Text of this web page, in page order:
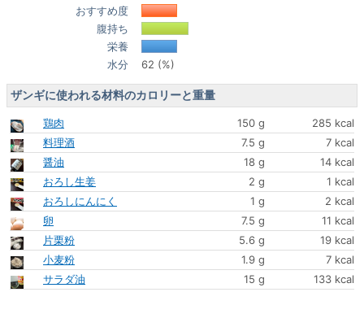
おすすめ度
腹持ち
栄養
水分
62 (%)
ザンギに使われる材料のカロリーと重量
鶏肉 150 g
285 kcal
料理酒
7.5 g
7 kcal
醤油
18 g
14 kcal
おろし生姜
2 g
1 kcal
おろしにんにく
1 g
2 kcal
卵
7.5 g
11 kcal
片栗粉
5.6 g
19 kcal
小麦粉
1.9 g
7 kcal
サラダ油
15 g 133 kcal